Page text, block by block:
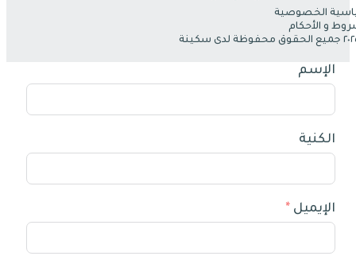
الخصوصية
و الأحكام
الإسم
الكنية
الإيميل